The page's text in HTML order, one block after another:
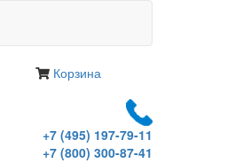
Корзина
+7 (495) 197-79-11
+7 (800) 300-87-41